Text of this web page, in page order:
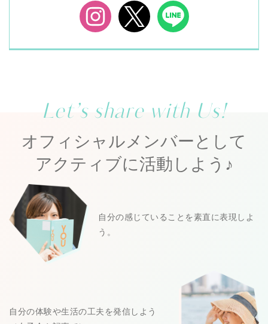
Let’s share with Us!
オフィシャルメンバーとして
アクティブに活動しよう♪
自分の感じていることを素直に表現しよ
う。
自分の体験や生活の工夫を発信しよう